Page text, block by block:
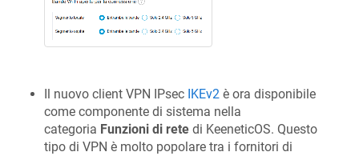
Il nuovo client VPN IPsec IKEv2 è ora disponibile
come componente di sistema nella
categoria Funzioni di rete di KeeneticOS. Questo
tipo di VPN è molto popolare tra i fornitori di